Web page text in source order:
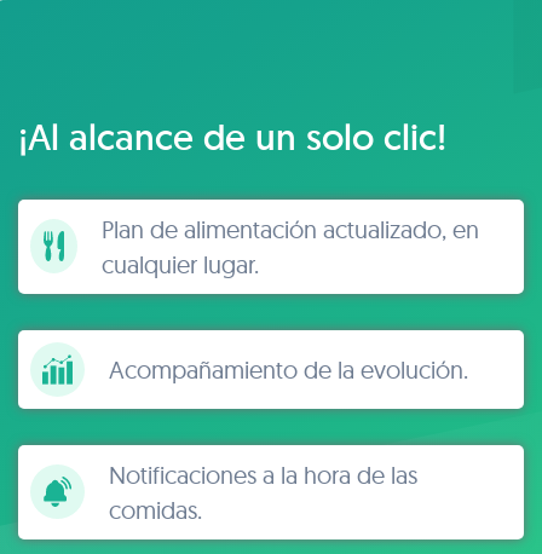
¡Al alcance de un solo clic!
Plan de alimentación actualizado, en
cualquier lugar.
Acompañamiento de la evolución.
Notificaciones a la hora de las
comidas.